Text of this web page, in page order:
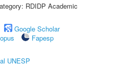
RDIDP Academic
Google Scholar
Fapesp
UNESP